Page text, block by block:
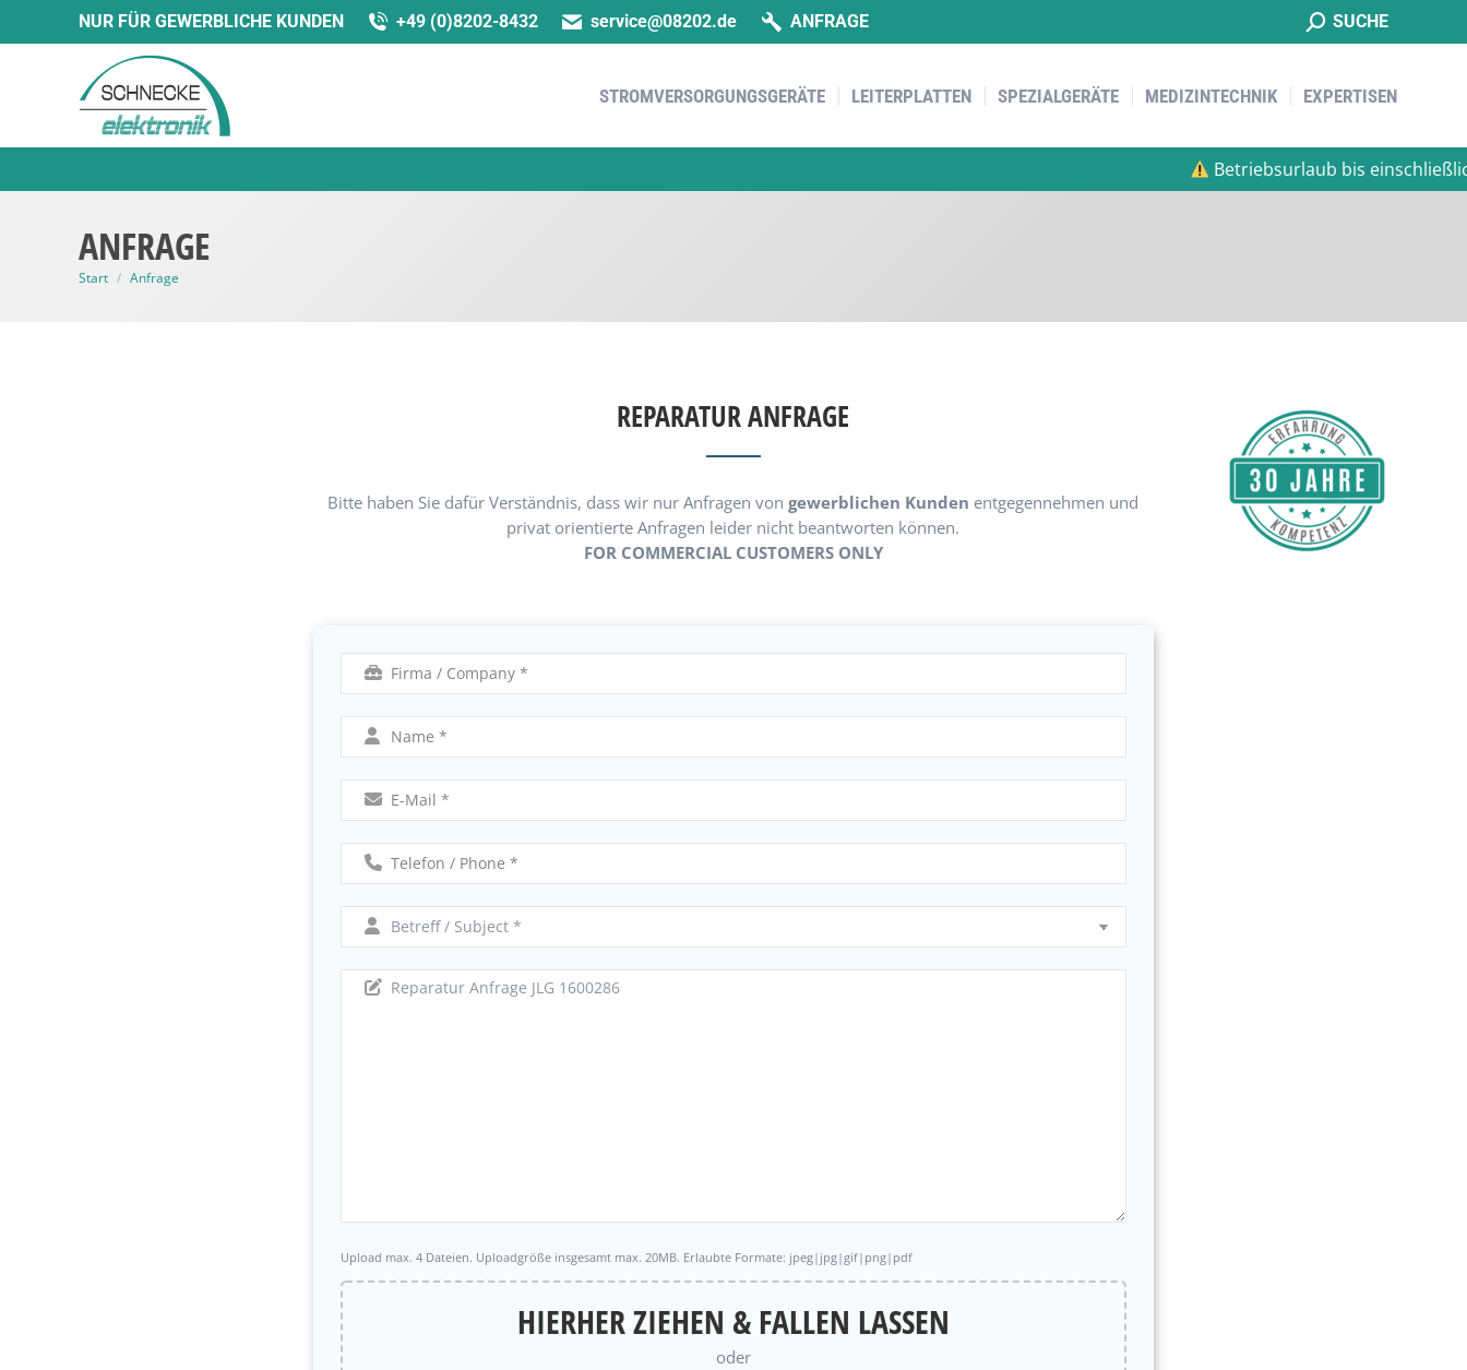
NUR FÜR GEWERBLICHE KUNDEN +49 (0)8202-8432 service@08202.de ANFRAGE Suche:
SUCHE
STROMVERSORGUNGSGERÄTE LEITERPLATTEN SPEZIALGERÄTE MEDIZINTECHNIK EXPERTISEN
Betriebsurlaub bis einschließlich
ANFRAGE
Sie befinden sich hier:
Start Anfrage
REPARATUR ANFRAGE
Bitte haben Sie dafür Verständnis, dass wir nur Anfragen vongewerblichen Kunden entgegennehmen und
privat orientierte Anfragen leider nicht beantworten können.
FOR COMMERCIAL CUSTOMERS ONLY
Upload max. 4 Dateien. Uploadgröße insgesamt max. 20MB. Erlaubte Formate: jpeg|jpg|gif|png|pdf
HIERHER ZIEHEN & FALLEN LASSEN
oder
STROMVERSORGUNGSGERÄTE LEITERPLATTEN SPEZIALGERÄTE MEDIZINTECHNIK EXPERTISEN